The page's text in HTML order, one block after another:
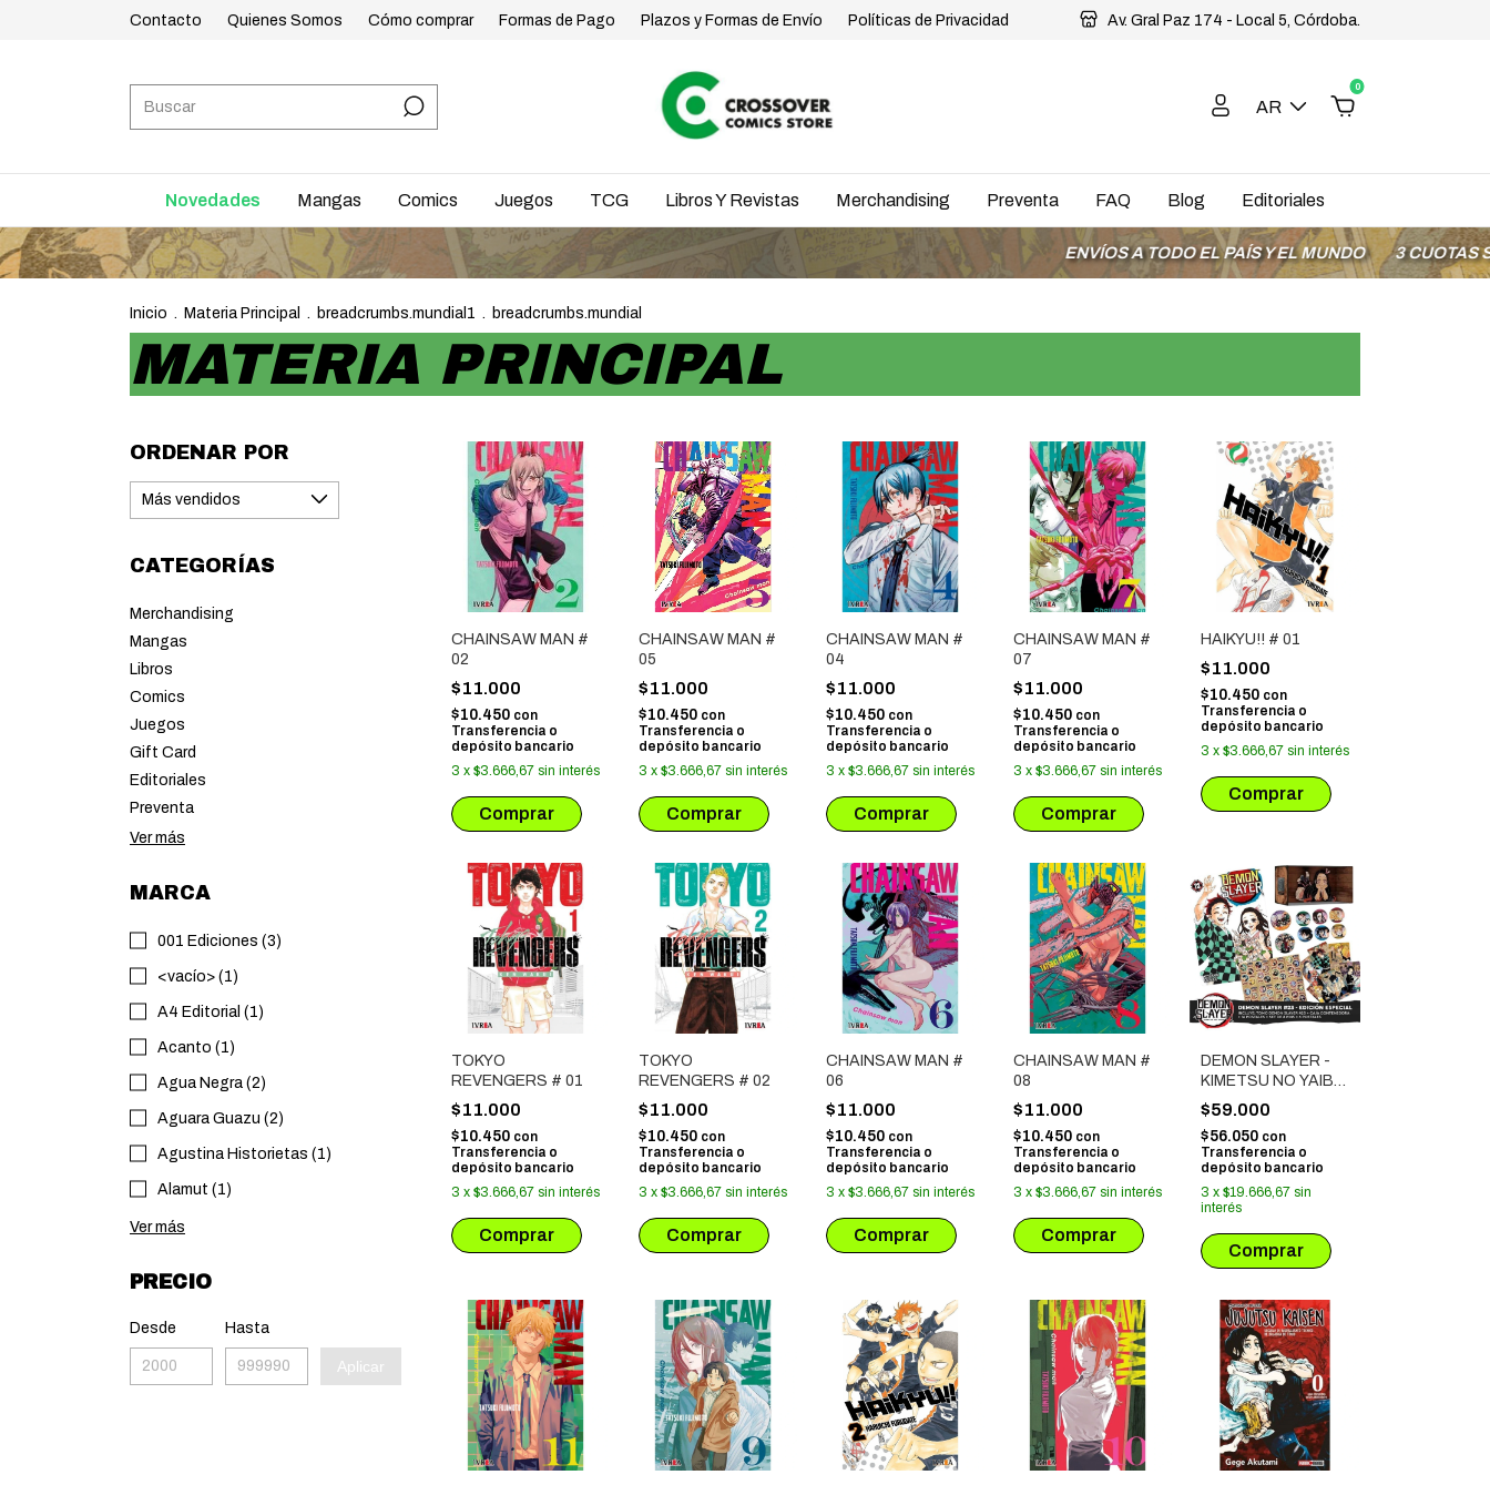
Contacto Quienes Somos Cómo comprar Formas de Pago Plazos y Formas de Envío Políticas de Privacidad Av. Gral Paz 174 - Local 5, Córdoba.
AR
0
Novedades Mangas Comics Juegos TCG Libros Y Revistas Merchandising Preventa FAQ Blog Editoriales
ENVÍOS A TODO EL PAÍS Y EL MUNDO 3 CUOTAS SIN
Inicio . Materia Principal . breadcrumbs.mundial1 . breadcrumbs.mundial
MATERIA PRINCIPAL
ORDENAR POR
CATEGORÍAS
Merchandising
Mangas
Libros
Comics
Juegos
Gift Card
Editoriales
Preventa
Ver más
MARCA
001 Ediciones (3)
<vacío> (1)
A4 Editorial (1)
Acanto (1)
Agua Negra (2)
Aguara Guazu (2)
Agustina Historietas (1)
Alamut (1)
Ver más
PRECIO
Desde Hasta
Aplicar
CHAINSAW MAN #
02
$11.000
$10.450 con
Transferencia o
depósito bancario
3 x $3.666,67 sin interés
CHAINSAW MAN #
05
$11.000
$10.450 con
Transferencia o
depósito bancario
3 x $3.666,67 sin interés
CHAINSAW MAN #
04
$11.000
$10.450 con
Transferencia o
depósito bancario
3 x $3.666,67 sin interés
CHAINSAW MAN #
07
$11.000
$10.450 con
Transferencia o
depósito bancario
3 x $3.666,67 sin interés
HAIKYU!! # 01
$11.000
$10.450 con
Transferencia o
depósito bancario
3 x $3.666,67 sin interés
TOKYO
REVENGERS # 01
$11.000
$10.450 con
Transferencia o
depósito bancario
3 x $3.666,67 sin interés
TOKYO
REVENGERS # 02
$11.000
$10.450 con
Transferencia o
depósito bancario
3 x $3.666,67 sin interés
CHAINSAW MAN #
06
$11.000
$10.450 con
Transferencia o
depósito bancario
3 x $3.666,67 sin interés
CHAINSAW MAN #
08
$11.000
$10.450 con
Transferencia o
depósito bancario
3 x $3.666,67 sin interés
DEMON SLAYER -
KIMETSU NO YAIBA
# 23 (EDICION
ESPECIAL) NO
INCLUYE TOMO 1
AL 22
$59.000
$56.050 con
Transferencia o
depósito bancario
3 x $19.666,67 sin
interés